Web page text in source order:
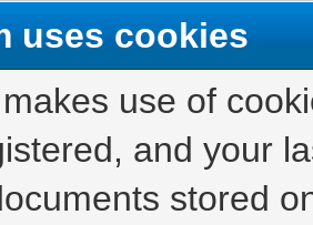
uses cookies
use of
and your
stored